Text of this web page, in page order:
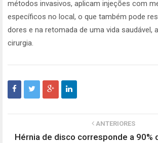
métodos invasivos, aplicam injeções com
específicos no local, o que também pode
dores e na retomada de uma vida saudável,
cirurgia.
ANTERIORES
Hérnia de disco corresponde a 90%